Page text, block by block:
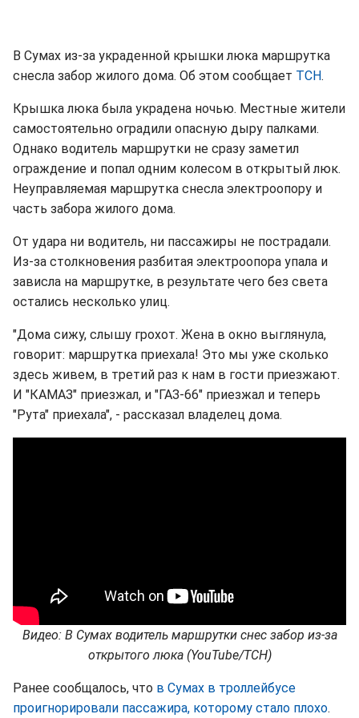
В Сумах из-за украденной крышки люка маршрутка
снесла забор жилого дома. Об этом сообщает ТСН.
Крышка люка была украдена ночью. Местные жители
самостоятельно оградили опасную дыру палками.
Однако водитель маршрутки не сразу заметил
ограждение и попал одним колесом в открытый люк.
Неуправляемая маршрутка снесла электроопору и
часть забора жилого дома.
От удара ни водитель, ни пассажиры не пострадали.
Из-за столкновения разбитая электроопора упала и
зависла на маршрутке, в результате чего без света
остались несколько улиц.
"Дома сижу, слышу грохот. Жена в окно выглянула,
говорит: маршрутка приехала! Это мы уже сколько
здесь живем, в третий раз к нам в гости приезжают.
И "КАМАЗ" приезжал, и "ГАЗ-66" приезжал и теперь
"Рута" приехала", - рассказал владелец дома.
Видео: В Сумах водитель маршрутки снес забор из-за
открытого люка (YouTube/ТСН)
Ранее сообщалось, что в Сумах в троллейбусе
проигнорировали пассажира, которому стало плохо.